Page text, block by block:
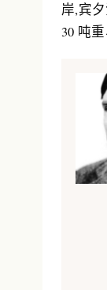
岸,宾
30 吨